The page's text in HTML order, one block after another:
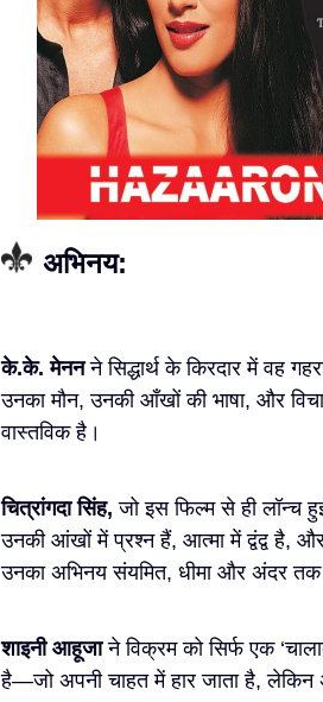
अभिनय:
के.के. मेननने सिद्धार्थ के किरदार में वह
उनका मौन, उनकी आँखों की भाषा, और
वास्तविक है।
चित्रांगदा सिंह, जो इस फिल्म से ही लॉन्च
उनकी आंखों में प्रश्न हैं, आत्मा में द्वंद्व है, और
उनका अभिनय संयमित, धीमा और अंदर
शाइनी आहूजाने विक्रम को सिर्फ एक
है—जो अपनी चाहत में हार जाता है,